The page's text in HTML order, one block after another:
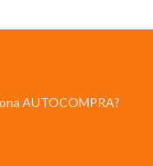
AUTOCOMPRA?